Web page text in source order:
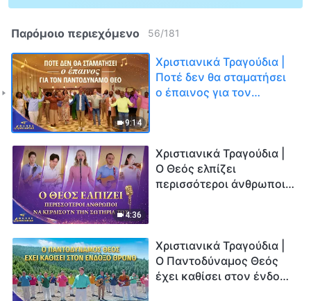
Παρόμοιο περιεχόμενο 56/181
9:14
Χριστιανικά Τραγούδια |
Ποτέ δεν θα σταματήσει
ο έπαινος για τον
4:36
Χριστιανικά Τραγούδια |
Ο Θεός ελπίζει
περισσότεροι άνθρωποι
Χριστιανικά Τραγούδια |
Ο Παντοδύναμος Θεός
έχει καθίσει στον ένδοξο